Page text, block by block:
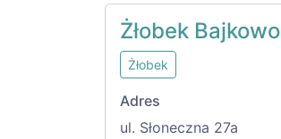
Żłobek Bajkowo
Żłobek
Adres
ul. Słoneczna 27a